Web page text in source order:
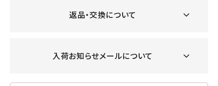
返品・交換について
入荷お知らせメールについて